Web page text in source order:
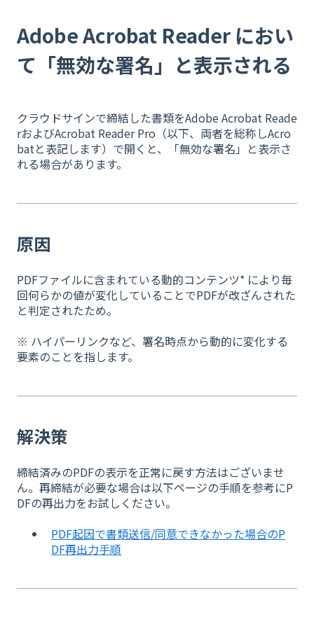
Adobe Acrobat Reader におい
て「無効な署名」と表示される
クラウドサインで締結した書類をAdobe Acrobat Reade
rおよびAcrobat Reader Pro（以下、両者を総称しAcro
batと表記します）で開くと、「無効な署名」と表示さ
れる場合があります。
原因
PDFファイルに含まれている動的コンテンツ* により毎
回何らかの値が変化していることでPDFが改ざんされた
と判定されたため。
※ ハイパーリンクなど、署名時点から動的に変化する
要素のことを指します。
解決策
締結済みのPDFの表示を正常に戻す方法はございませ
ん。再締結が必要な場合は以下ページの手順を参考にP
DFの再出力をお試しください。
PDF起因で書類送信/同意できなかった場合のP
DF再出力手順